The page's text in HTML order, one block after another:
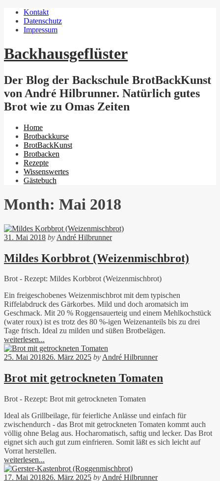
Kontakt
Datenschutz
Impressum
Backhausgeflüster
Der Blog der Backschule BrotBackKunst
von André Hilbrunner. Natürlich gutes
Brot wie zu Omas Zeiten
MenuHome
Brotbackkurse
BrotBackKunst
Brotbacken
Rezepte
Wissenswertes
Gästebuch
Month: Mai 2018
31. Mai 2018 by André Hilbrunner
Mildes Korbbrot (Weizenmischbrot)
Brot - Rezept: Mildes Korbbrot (Weizenmischbrot)
Ein freigeschobenes Weizenmischbrot mit dem typischen
Riffelabdruck des Gärkorbes. Mild und doch aromatsich im
Geschmack. Mit 20 % Roggensauerteig und einem Mehlkochstück
(water roux) ist es trotz des 80 %-igen Weizenanteils bis zu drei
Tage frisch. Ideal zu milden und süßen Brotbelägen.
weiterlesen...
25. Mai 201826. März 2025 byAndré Hilbrunner
Brot mit getrockneten Tomaten
Brot - Rezept: Brot mit getrockneten Tomaten
Ideal als Grillbeilage, für feierliche Anlässe und einfach für
zwischendurch - das Brot mit getrockneten Tomaten kommt auch
völlig ohne Belag aus. Hocharomatisch, saftig und lecker. Das Brot
eignet sich auch gut zum einfrieren. Somit läßt es sich leicht auf
Vorrat herstellen.
weiterlesen...
17. Mai 201826. März 2025 by André Hilbrunner